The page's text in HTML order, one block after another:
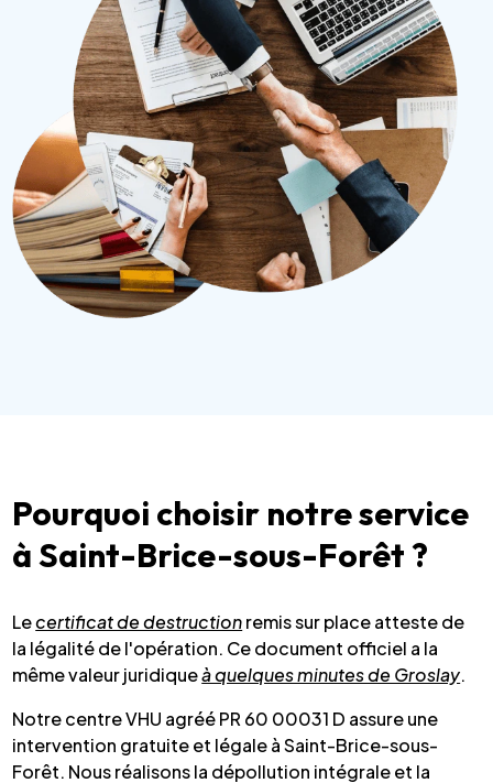
Pourquoi choisir notre service
à Saint-Brice-sous-Forêt ?
Lecertificat de destructionremis sur place atteste de
la légalité de l'opération. Ce document officiel a la
même valeur juridiqueà quelques minutes de Groslay.
Notre centre VHU agréé PR 60 00031 D assure une
intervention gratuite et légale à Saint-Brice-sous-
Forêt. Nous réalisons la dépollution intégrale et la